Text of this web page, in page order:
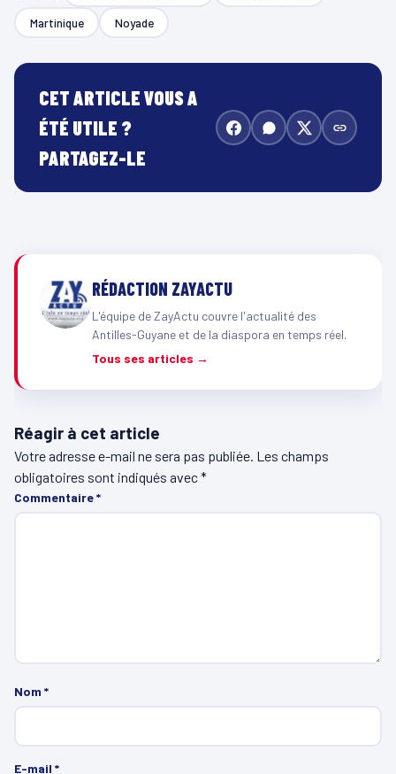
Martinique Noyade
CET ARTICLE VOUS A
ÉTÉ UTILE ?
PARTAGEZ-LE
RÉDACTION ZAYACTU
L'équipe de ZayActu couvre l'actualité des
Antilles-Guyane et de la diaspora en temps réel.
Tous ses articles →
Réagir à cet article
Votre adresse e-mail ne sera pas publiée. Les champs
obligatoires sont indiqués avec*
Commentaire*
Nom *
E-mail *